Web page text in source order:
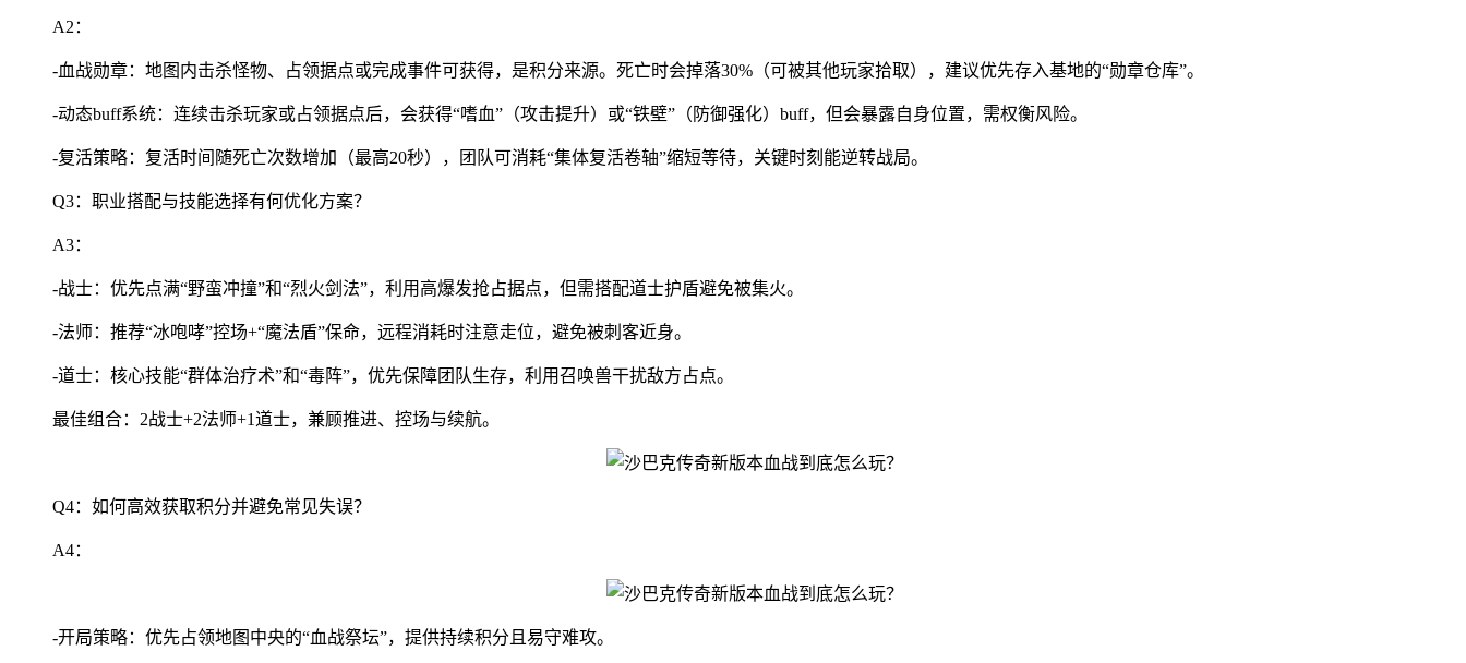
A2：
-血战勋章：地图内击杀怪物、占领据点或完成事件可获得，是积分来源。死亡时会掉落30%（可被其他玩家拾取），建议优先存入基地的“勋章仓库”。
-动态buff系统：连续击杀玩家或占领据点后，会获得“嗜血”（攻击提升）或“铁壁”（防御强化）buff，但会暴露自身位置，需权衡风险。
-复活策略：复活时间随死亡次数增加（最高20秒），团队可消耗“集体复活卷轴”缩短等待，关键时刻能逆转战局。
Q3：职业搭配与技能选择有何优化方案？
A3：
-战士：优先点满“野蛮冲撞”和“烈火剑法”，利用高爆发抢占据点，但需搭配道士护盾避免被集火。
-法师：推荐“冰咆哮”控场+“魔法盾”保命，远程消耗时注意走位，避免被刺客近身。
-道士：核心技能“群体治疗术”和“毒阵”，优先保障团队生存，利用召唤兽干扰敌方占点。
最佳组合：2战士+2法师+1道士，兼顾推进、控场与续航。
Q4：如何高效获取积分并避免常见失误？
A4：
-开局策略：优先占领地图中央的“血战祭坛”，提供持续积分且易守难攻。